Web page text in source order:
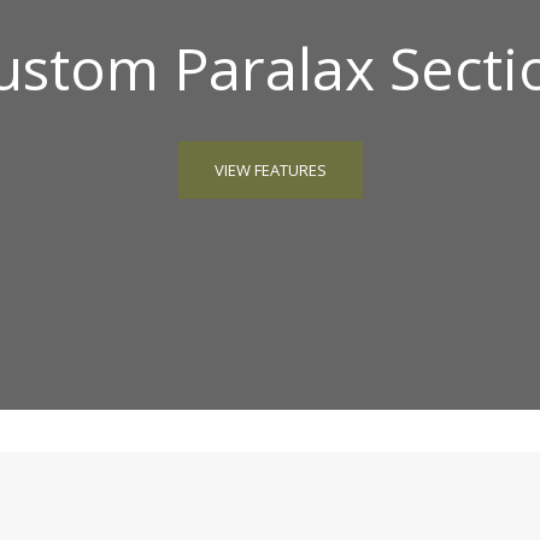
Paralax
VIEW FEATURES